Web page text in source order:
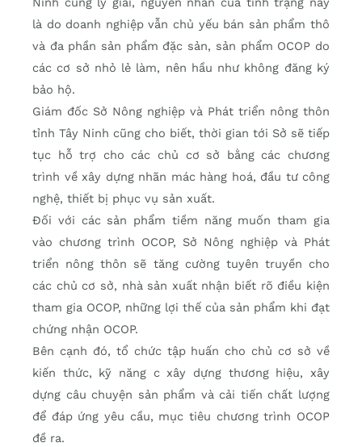
là do doanh nghiệp vẫn chủ yếu bán sản phẩm thô
và đa phần sản phẩm đặc sản, sản phẩm OCOP do
các cơ sở nhỏ lẻ làm, nên hầu như không đăng ký
bảo hộ.
Giám đốc Sở Nông nghiệp và Phát triển nông thôn
tỉnh Tây Ninh cũng cho biết, thời gian tới Sở sẽ tiếp
tục hỗ trợ cho các chủ cơ sở bằng các chương
trình về xây dựng nhãn mác hàng hoá, đầu tư công
nghệ, thiết bị phục vụ sản xuất.
Đối với các sản phẩm tiềm năng muốn tham gia
vào chương trình OCOP, Sở Nông nghiệp và Phát
triển nông thôn sẽ tăng cường tuyên truyền cho
các chủ cơ sở, nhà sản xuất nhận biết rõ điều kiện
tham gia OCOP, những lợi thế của sản phẩm khi đạt
chứng nhận OCOP.
Bên cạnh đó, tổ chức tập huấn cho chủ cơ sở về
kiến thức, kỹ năng c xây dựng thương hiệu, xây
dựng câu chuyện sản phẩm và cải tiến chất lượng
để đáp ứng yêu cầu, mục tiêu chương trình OCOP
đề ra.